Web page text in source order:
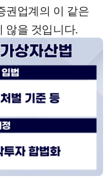
권업계의 이 같은
않을 것입니다.